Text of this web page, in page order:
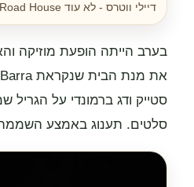
דיילי ווטרס - לא עוד Road House רגיל.
בערב הייתה הופעת מוזיקה
סטייק ודג ברמונדי על הגריל
סלטים. תענוג באמצע